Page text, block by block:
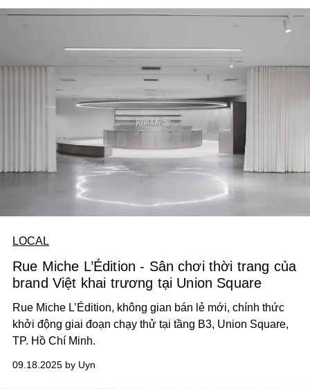
cả một làng nghề.
LOCAL
Rue Miche L’Édition - Sân chơi thời trang của
brand Việt khai trương tại Union Square
Rue Miche L’Édition, không gian bán lẻ mới, chính thức
khởi động giai đoạn chạy thử tại tầng B3, Union Square,
TP. Hồ Chí Minh.
09.18.2025 by Uyn